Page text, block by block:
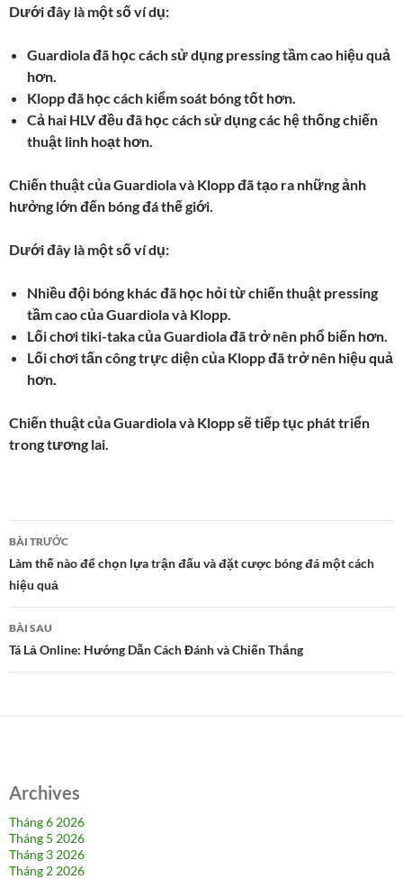
Dưới đây là một số ví dụ:
Guardiola đã học cách sử dụng pressing tầm cao hiệu quả
hơn.
Klopp đã học cách kiểm soát bóng tốt hơn.
Cả hai HLV đều đã học cách sử dụng các hệ thống chiến
thuật linh hoạt hơn.
Chiến thuật của Guardiola và Klopp đã tạo ra những ảnh
hưởng lớn đến bóng đá thế giới.
Dưới đây là một số ví dụ:
Nhiều đội bóng khác đã học hỏi từ chiến thuật pressing
tầm cao của Guardiola và Klopp.
Lối chơi tiki-taka của Guardiola đã trở nên phổ biến hơn.
Lối chơi tấn công trực diện của Klopp đã trở nên hiệu quả
hơn.
Chiến thuật của Guardiola và Klopp sẽ tiếp tục phát triển
trong tương lai.
Điều
hướng
bài
viết
BÀI TRƯỚC
Làm thế nào để chọn lựa trận đấu và đặt cược bóng đá một cách
hiệu quả
BÀI SAU
Tá Lả Online: Hướng Dẫn Cách Đánh và Chiến Thắng
Archives
Tháng 6 2026
Tháng 5 2026
Tháng 3 2026
Tháng 2 2026